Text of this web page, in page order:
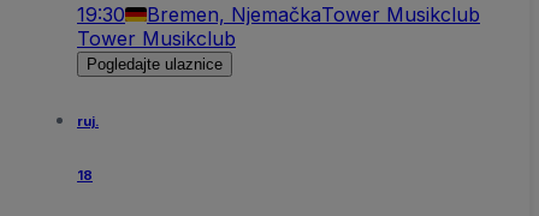
19:30 Bremen, NjemačkaTower Musikclub
Tower Musikclub
Pogledajte ulaznice
ruj.
18